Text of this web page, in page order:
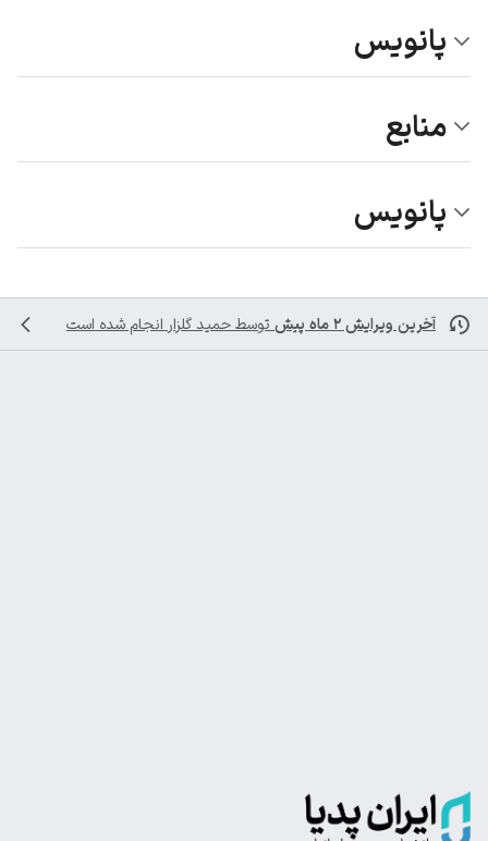
پانویس
منابع
پانویس
آخرین ویرایش ۲ ماه پیش توسط حمید گلزار انجام شده است